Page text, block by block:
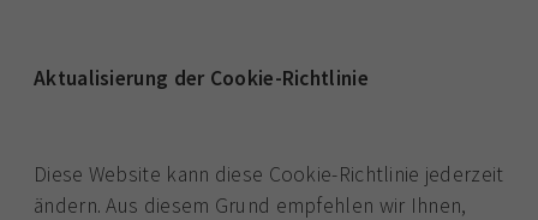
Aktualisierung der Cookie-Richtlinie
Diese Website kann diese Cookie-Richtlinie jederzeit
ändern. Aus diesem Grund empfehlen wir Ihnen,